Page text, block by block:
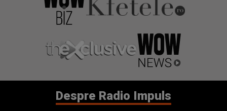
Despre Radio Impuls